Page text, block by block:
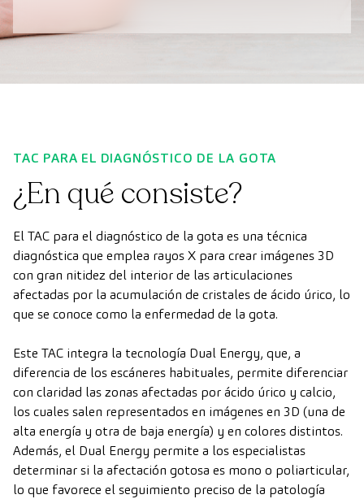
TAC PARA EL DIAGNÓSTICO DE LA GOTA
¿En qué consiste?
El TAC para el diagnóstico de la gota es una técnica
diagnóstica que emplea rayos X para crear imágenes 3D
con gran nitidez del interior de las articulaciones
afectadas por la acumulación de cristales de ácido úrico, lo
que se conoce como la enfermedad de la gota.
Este TAC integra la tecnología Dual Energy, que, a
diferencia de los escáneres habituales, permite diferenciar
con claridad las zonas afectadas por ácido úrico y calcio,
los cuales salen representados en imágenes en 3D (una de
alta energía y otra de baja energía) y en colores distintos.
Además, el Dual Energy permite a los especialistas
determinar si la afectación gotosa es mono o poliarticular,
lo que favorece el seguimiento preciso de la patología